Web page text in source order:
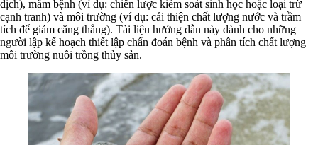
dịch), mầm bệnh (ví dụ: chiến lược kiểm soát sinh học hoặc loại trừ
cạnh tranh) và môi trường (ví dụ: cải thiện chất lượng nước và trầm
tích để giảm căng thẳng). Tài liệu hướng dẫn này dành cho những
người lập kế hoạch thiết lập chẩn đoán bệnh và phân tích chất lượng
môi trường nuôi trồng thủy sản.